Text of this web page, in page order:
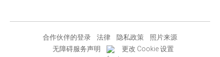
合作伙伴的登录 法律 隐私政策
照片来源
无障碍服务声明
更改 Cookie 设置